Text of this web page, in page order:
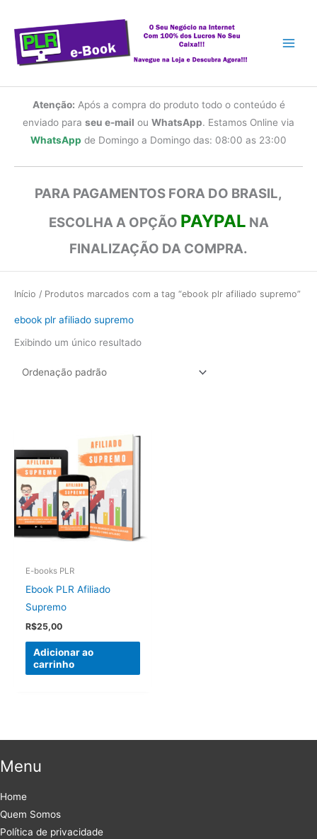
conteúdo
Atenção: Após a compra do produto todo o conteúdo é
enviado para seu e-mail ou WhatsApp. Estamos Online via
WhatsApp de Domingo a Domingo das: 08:00 as 23:00
PARA PAGAMENTOS FORA DO BRASIL,
ESCOLHA A OPÇÃO PAYPAL NA
FINALIZAÇÃO DA COMPRA.
Início / Produtos marcados com a tag “ebook plr afiliado supremo”
ebook plr afiliado supremo
Exibindo um único resultado
E-books PLR
Ebook PLR Afiliado
Supremo
R$25,00
Adicionar ao
carrinho
Menu
Home
Quem Somos
Política de privacidade